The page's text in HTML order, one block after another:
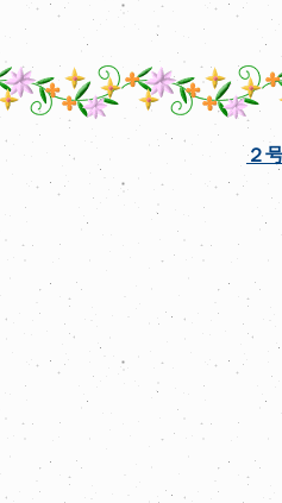
２